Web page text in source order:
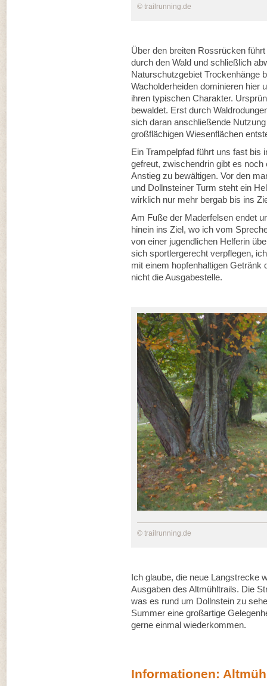
© trailrunning.de
Über den breiten Rossrücken
durch den Wald und schließlich
Naturschutzgebiet Trockenhänge
Wacholderheiden dominieren hier
ihren typischen Charakter.
bewaldet. Erst durch
sich daran anschließende
großflächigen Wiesenflächen
Ein Trampelpfad führt uns fast bis
gefreut, zwischendrin gibt es
Anstieg zu bewältigen. Vor den
und Dollnsteiner Turm steht ein
wirklich nur mehr bergab bis ins
Am Fuße der Maderfelsen endet
hinein ins Ziel, wo ich vom
von einer jugendlichen Helferin
sich sportlergerecht verpflegen,
mit einem hopfenhaltigen Getränk
nicht die Ausgabestelle.
© trailrunning.de
Ich glaube, die neue Langstrecke
Ausgaben des Altmühltrails. Die
was es rund um Dollnstein zu
Summer eine großartige
gerne einmal wiederkommen.
Informationen: